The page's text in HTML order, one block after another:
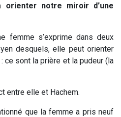
orienter notre miroir d’une
femme s’exprime dans deux
desquels, elle peut orienter
ce sont la prière et la pudeur (la
entre elle et Hachem.
que la femme a pris neuf